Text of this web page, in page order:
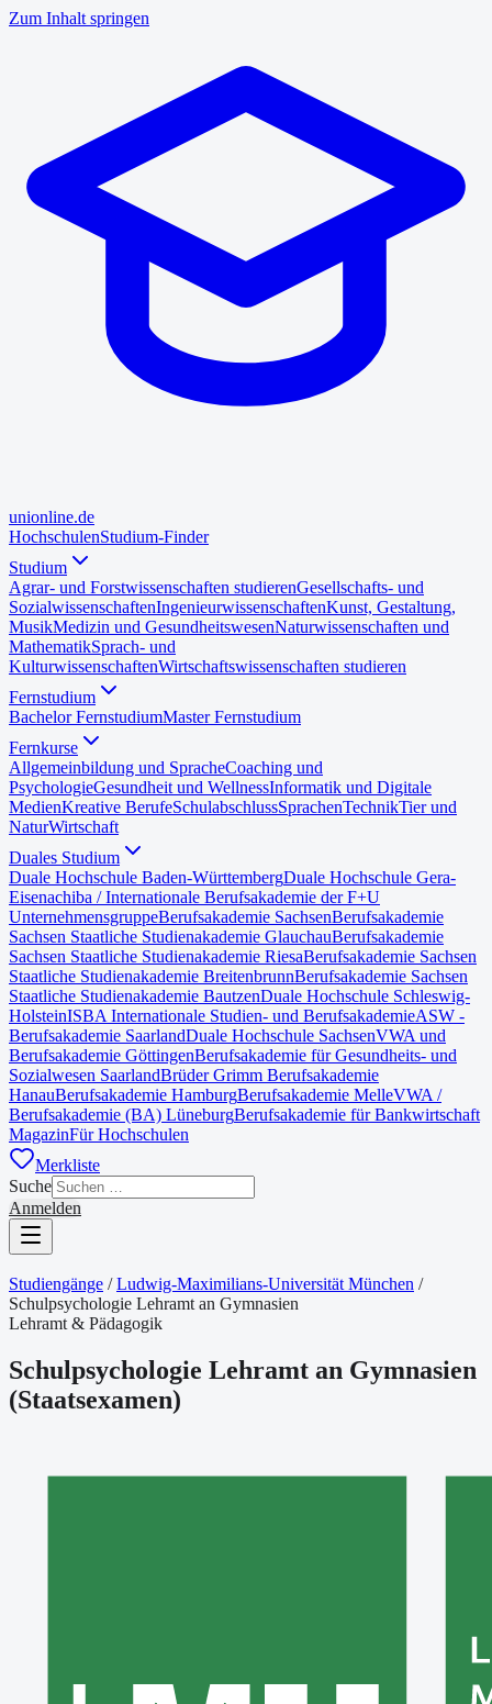
Zum Inhalt springen
unionline.de
HochschulenStudium-Finder
Studium
Agrar- und Forstwissenschaften studierenGesellschafts- und
SozialwissenschaftenIngenieurwissenschaftenKunst, Gestaltung,
MusikMedizin und GesundheitswesenNaturwissenschaften und
MathematikSprach- und
KulturwissenschaftenWirtschaftswissenschaften studieren
Fernstudium
Bachelor FernstudiumMaster Fernstudium
Fernkurse
Allgemeinbildung und SpracheCoaching und
PsychologieGesundheit und WellnessInformatik und Digitale
MedienKreative BerufeSchulabschlussSprachenTechnikTier und
NaturWirtschaft
Duales Studium
Duale Hochschule Baden-WürttembergDuale Hochschule Gera-
Eisenachiba / Internationale Berufsakademie der F+U
UnternehmensgruppeBerufsakademie SachsenBerufsakademie
Sachsen Staatliche Studienakademie GlauchauBerufsakademie
Sachsen Staatliche Studienakademie RiesaBerufsakademie Sachsen
Staatliche Studienakademie BreitenbrunnBerufsakademie Sachsen
Staatliche Studienakademie BautzenDuale Hochschule Schleswig-
HolsteinISBA Internationale Studien- und BerufsakademieASW -
Berufsakademie SaarlandDuale Hochschule SachsenVWA und
Berufsakademie GöttingenBerufsakademie für Gesundheits- und
Sozialwesen SaarlandBrüder Grimm Berufsakademie
HanauBerufsakademie HamburgBerufsakademie MelleVWA /
Berufsakademie (BA) LüneburgBerufsakademie für Bankwirtschaft
MagazinFür Hochschulen
Merkliste
Suche
Anmelden
Studiengänge / Ludwig-Maximilians-Universität München /
Schulpsychologie Lehramt an Gymnasien
Lehramt & Pädagogik
Schulpsychologie Lehramt an Gymnasien
(Staatsexamen)